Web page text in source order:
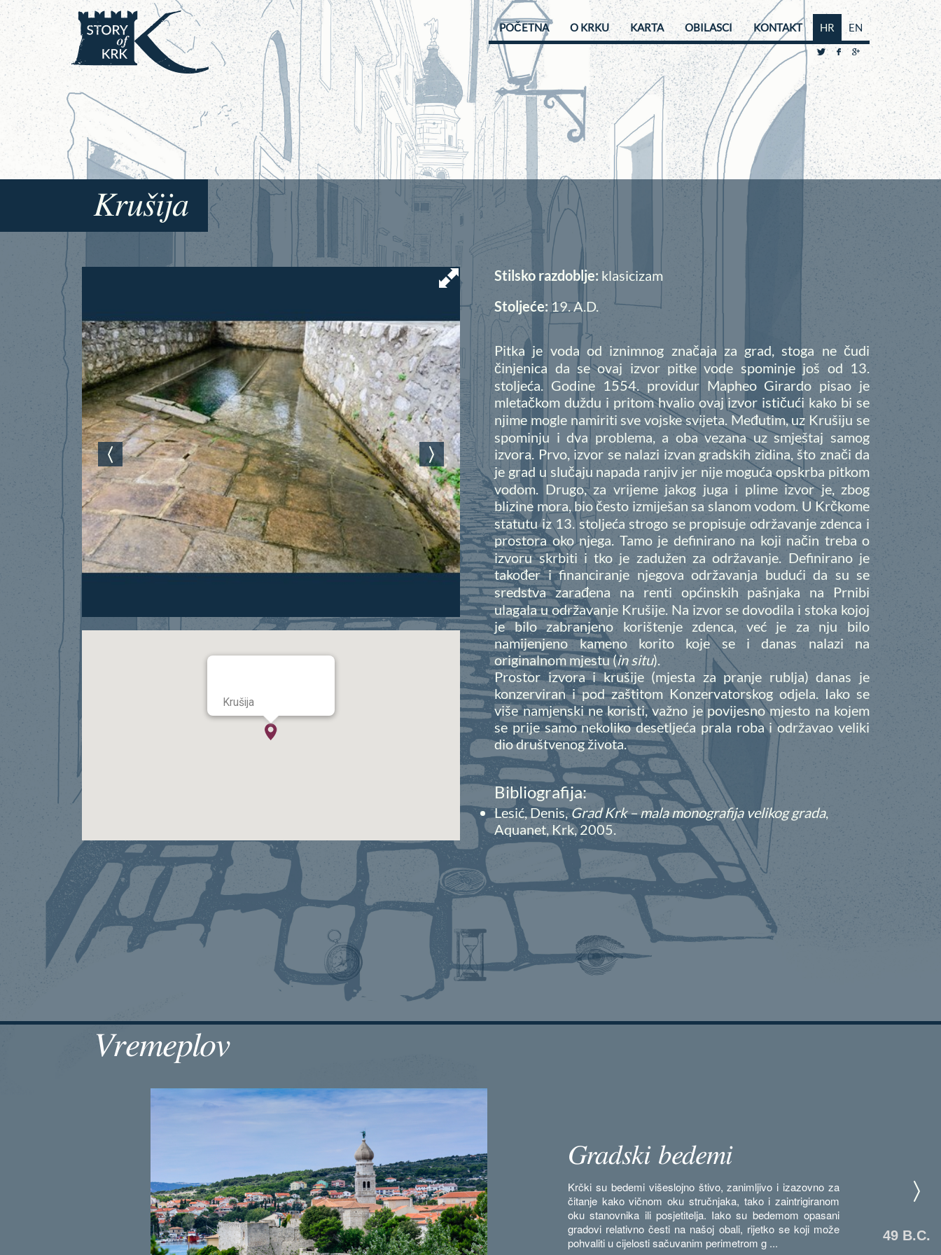
HR EN
POČETNA O KRKU KARTA OBILASCI KONTAKT
Krušija
Krušija
Stilsko razdoblje: klasicizam
Stoljeće: 19.A.D.
Pitka je voda od iznimnog značaja za grad, stoga ne čudi
činjenica da se ovaj izvor pitke vode spominje još od 13.
stoljeća. Godine 1554. providur Mapheo Girardo pisao je
mletačkom duždu i pritom hvalio ovaj izvor ističući kako bi se
njime mogle namiriti sve vojske svijeta. Međutim, uz Krušiju se
spominju i dva problema, a oba vezana uz smještaj samog
izvora. Prvo, izvor se nalazi izvan gradskih zidina, što znači da
je grad u slučaju napada ranjiv jer nije moguća opskrba pitkom
vodom. Drugo, za vrijeme jakog juga i plime izvor je, zbog
blizine mora, bio često izmiješan sa slanom vodom. U Krčkome
statutu iz 13. stoljeća strogo se propisuje održavanje zdenca i
prostora oko njega. Tamo je definirano na koji način treba o
izvoru skrbiti i tko je zadužen za održavanje. Definirano je
također i financiranje njegova održavanja budući da su se
sredstva zarađena na renti općinskih pašnjaka na Prnibi
ulagala u održavanje Krušije. Na izvor se dovodila i stoka kojoj
je bilo zabranjeno korištenje zdenca, već je za nju bilo
namijenjeno kameno korito koje se i danas nalazi na
originalnom mjestu (in situ).
Prostor izvora i krušije (mjesta za pranje rublja) danas je
konzerviran i pod zaštitom Konzervatorskog odjela. Iako se
više namjenski ne koristi, važno je povijesno mjesto na kojem
se prije samo nekoliko desetljeća prala roba i održavao veliki
dio društvenog života.
Bibliografija:
Lesić, Denis,Grad Krk – mala monografija velikog grada,
Aquanet, Krk, 2005.
Vremeplov
Gradski bedemi
Krčki su bedemi višeslojno štivo, zanimljivo i izazovno za
čitanje kako vičnom oku stručnjaka, tako i zaintrigiranom
oku stanovnika ili posjetitelja. Iako su bedemom opasani
gradovi relativno česti na našoj obali, rijetko se koji može
pohvaliti u cijelosti sačuvanim perimetrom g ...
49 B.C.